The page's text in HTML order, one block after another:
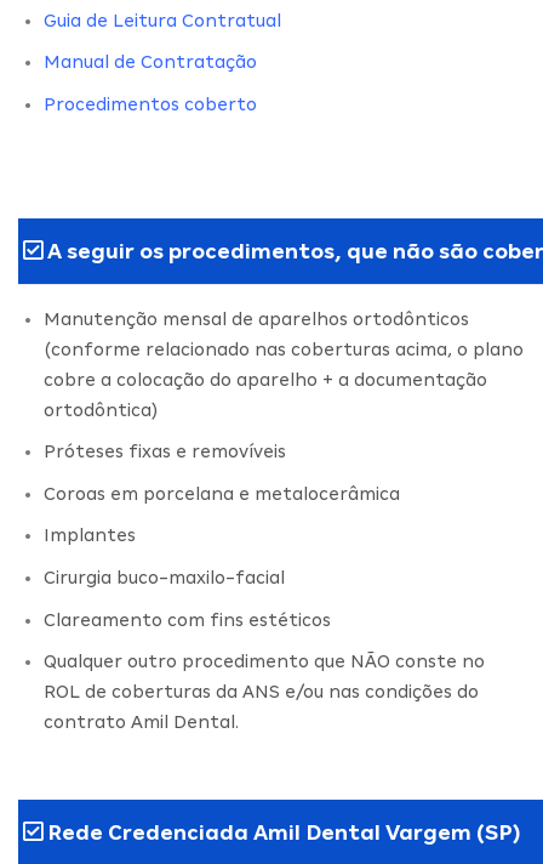
Guia de Leitura Contratual
Manual de Contratação
Procedimentos coberto
A seguir os procedimentos, que não são
Manutenção mensal de aparelhos ortodônticos
(conforme relacionado nas coberturas acima, o plano
cobre a colocação do aparelho + a documentação
ortodôntica)
Próteses fixas e removíveis
Coroas em porcelana e metalocerâmica
Implantes
Cirurgia buco-maxilo-facial
Clareamento com fins estéticos
Qualquer outro procedimento que NÃO conste no
ROL de coberturas da ANS e/ou nas condições do
contrato Amil Dental.
Rede Credenciada Amil Dental Vargem (SP)